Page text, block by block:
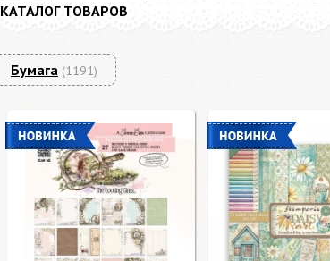
КАТАЛОГ ТОВАРОВ
Бумага (1191)